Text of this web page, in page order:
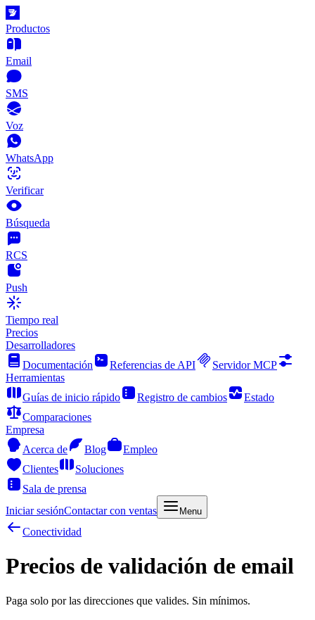
Productos
Email
SMS
Voz
WhatsApp
Verificar
Búsqueda
RCS
Push
Tiempo real
Precios
Desarrolladores
Documentación
Referencias de API
Servidor MCP
Herramientas
Guías de inicio rápido
Registro de cambios
Estado
Comparaciones
Empresa
Acerca de
Blog
Empleo
Clientes
Soluciones
Sala de prensa
Iniciar sesiónContactar con ventas Menu
Conectividad
Precios de validación de email
Paga solo por las direcciones que valides. Sin mínimos.